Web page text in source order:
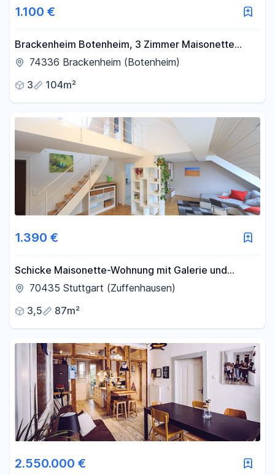
1.100 €
Brackenheim Botenheim, 3 Zimmer Maisonette
Wohnung
74336 Brackenheim (Botenheim)
3
104m²
1.390 €
Schicke Maisonette-Wohnung mit Galerie und
Loftcharakter | 2 Bäder
70435 Stuttgart (Zuffenhausen)
3,5
87m²
2.550.000 €